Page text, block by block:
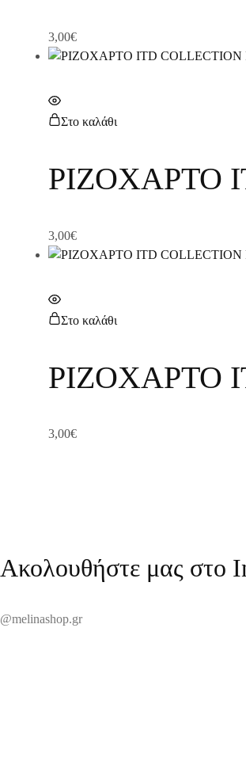
3,00€
Στο καλάθι
ΡΙΖΟΧΑΡΤΟ
3,00€
Στο καλάθι
ΡΙΖΟΧΑΡΤΟ
3,00€
Ακολουθήστε μας στο
@melinashop.gr